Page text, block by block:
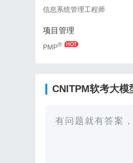
信息系统管理工程师
项目管理
PMP®
CNITPM软考大模